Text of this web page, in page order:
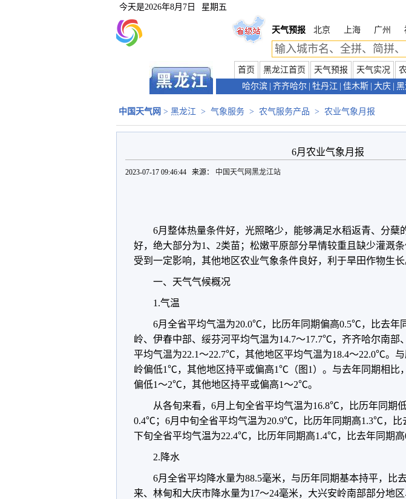
今天是2026年8月7日 星期五
天气预报
北京 上海 广州
首页 黑龙江首页 天气预报 天气实况
哈尔滨 齐齐哈尔 牡丹江 佳木斯 大庆 黑
中国天气网 > 黑龙江 > 气象服务 > 农气服务产品 > 农业气象月报
6月农业气象月报
2023-07-17 09:46:44 来源： 中国天气网黑龙江站
6月整体热量条件好，光照略少，能够满足水稻返青、分蘖
好，绝大部分为1、2类苗；松嫩平原部分旱情较重且缺少灌溉
受到一定影响，其他地区农业气象条件良好，利于旱田作物生长
一、天气气候概况
1.气温
6月全省平均气温为20.0℃，比历年同期偏高0.5℃，比去年
岭、伊春中部、绥芬河平均气温为14.7～17.7℃，齐齐哈尔南部
平均气温为22.1～22.7℃，其他地区平均气温为18.4～22.0℃。
岭偏低1℃，其他地区持平或偏高1℃（图1）。与去年同期相比
偏低1～2℃，其他地区持平或偏高1～2℃。
从各旬来看，6月上旬全省平均气温为16.8℃，比历年同期
0.4℃；6月中旬全省平均气温为20.9℃，比历年同期高1.3℃，比
下旬全省平均气温为22.4℃，比历年同期高1.4℃，比去年同期高
2.降水
6月全省平均降水量为88.5毫米，与历年同期基本持平，比
来、林甸和大庆市降水量为17～24毫米，大兴安岭南部部分地